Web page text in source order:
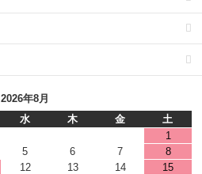
2026年8月
水 木 金
土
1
5 6 7
8
12 13 14
15